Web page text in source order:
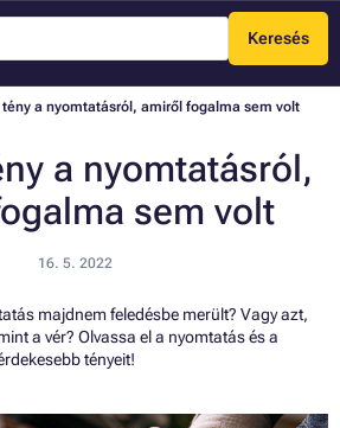
Keresés
Menü
tény a nyomtatásról, amiről fogalma sem volt
a nyomtatásról,
sem volt
16. 5. 2022
majdnem feledésbe merült? Vagy azt,
a vér? Olvassa el a nyomtatás és a
tényeit!